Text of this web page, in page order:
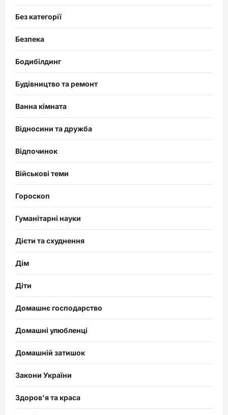
Без категорії
Безпека
Бодибілдинг
Будівництво та ремонт
Ванна кімната
Відносини та дружба
Відпочинок
Військові теми
Гороскоп
Гуманітарні науки
Дієти та схуднення
Дім
Діти
Домашнє господарство
Домашні улюбленці
Домашній затишок
Закони України
Здоров'я та краса